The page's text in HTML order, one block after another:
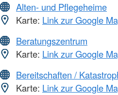
Alten- und Pflegeheime
Karte: Link zur Google
Beratungszentrum
Karte: Link zur Google
Bereitschaften /
Karte: Link zur Google